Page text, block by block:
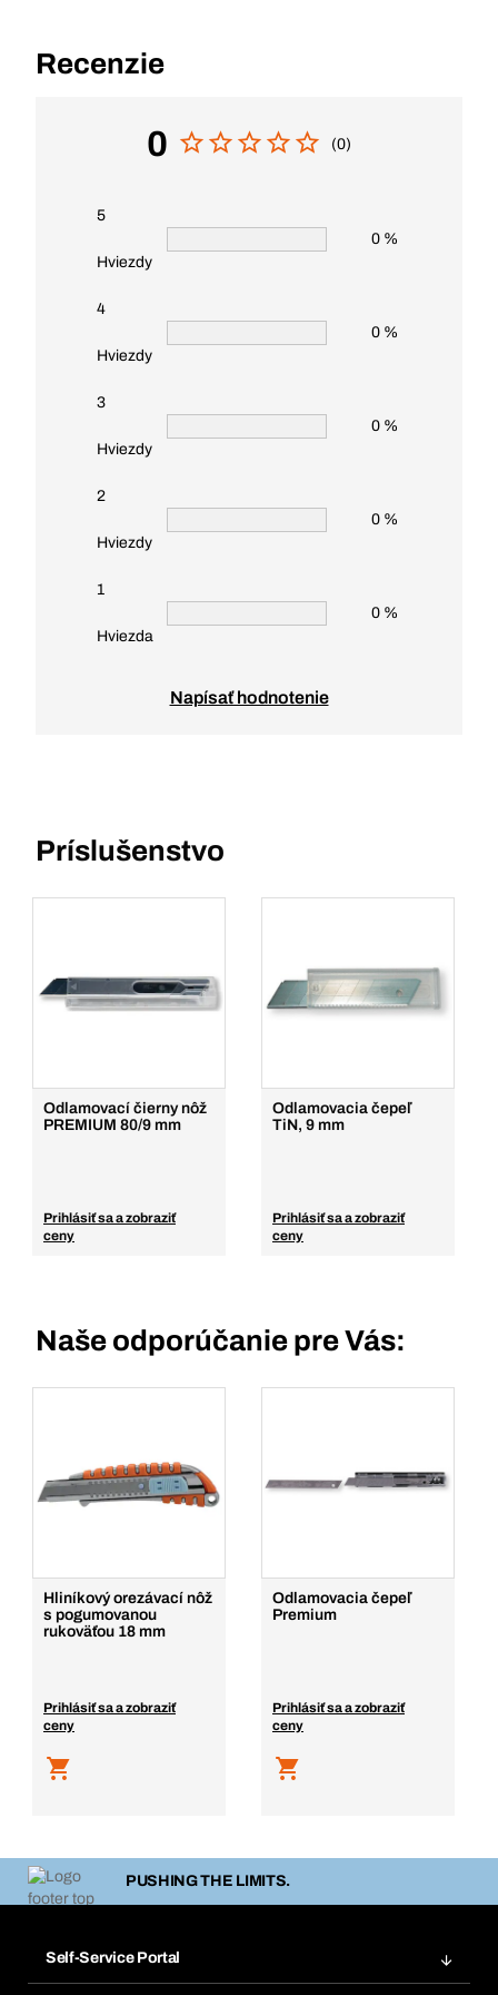
Recenzie
0 (0)
5
Hviezdy
0 %
4
Hviezdy
0 %
3
Hviezdy
0 %
2
Hviezdy
0 %
1
Hviezda
0 %
Napísať hodnotenie
Príslušenstvo
Odlamovací čierny nôž
PREMIUM 80/9 mm
Prihlásiť sa a zobraziť
ceny
Odlamovacia čepeľ
TiN, 9 mm
Prihlásiť sa a zobraziť
ceny
Naše odporúčanie pre Vás:
Hliníkový orezávací nôž
s pogumovanou
rukoväťou 18 mm
Prihlásiť sa a zobraziť
ceny
Odlamovacia čepeľ
Premium
Prihlásiť sa a zobraziť
ceny
PUSHING THE LIMITS.
Self-Service Portal